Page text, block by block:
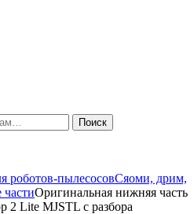
Поиск
роботов-пылесосовСяоми, дрим,
Оригинальная нижняя часть
2 Lite MJSTL с разбора